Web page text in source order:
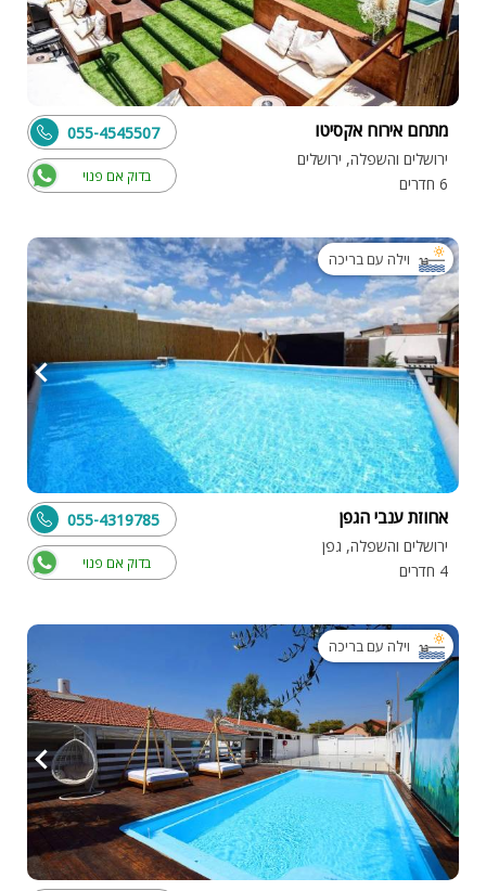
מתחם אירוח אקסיטו
ירושלים והשפלה, ירושלים
6 חדרים
בדוק אם פנוי
055-4545507
וילה עם בריכה
אחוזת ענבי הגפן
ירושלים והשפלה, גפן
4 חדרים
בדוק אם פנוי
055-4319785
וילה עם בריכה